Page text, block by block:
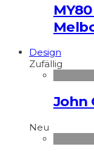
Design
Zufällig
John
Neu